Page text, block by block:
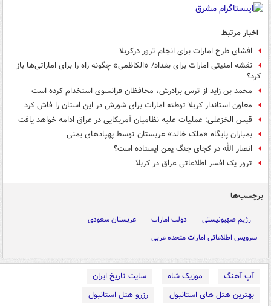
اخبار مرتبط
افشای طرح امارات برای انجام ترور درکربلا
نقشه امنیتی امارات برای بغداد/ «الکاظمی» چگونه راه را برای اماراتی‌ها باز
کرد؟
محمد بن زاید از ترس برادرش، محافظان فرانسوی استخدام کرده است
معاون استاندار کربلا توطئه امارات برای شورش در این استان را فاش کرد
قیس الخزعلی: عملیات علیه نظامیان آمریکایی در عراق ادامه خواهد یافت
بمباران پایگاه «ملک خالد» عربستان توسط پهپادهای یمنی
انصار الله در کجای جنگ یمن ایستاده است؟
ترور یک افسر اطلاعاتی عراق در کربلا
برچسب‌ها
رژیم صهیونیستی دولت امارات
عربستان سعودی
سرویس اطلاعاتی امارات متحده عربی
آپ آهنگ موزیک شاه
سایت تاریخ ایران
بهترین هتل های استانبول
رزرو هتل استانبول